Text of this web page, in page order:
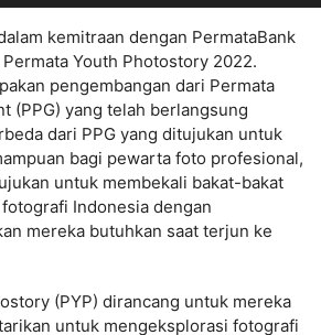
kemitraan dengan PermataBank
Youth Photostory 2022.
pengembangan dari Permata
(PPG) yang telah berlangsung
dari PPG yang ditujukan untuk
bagi pewarta foto profesional,
untuk membekali bakat-bakat
Indonesia dengan
mereka butuhkan saat terjun ke
(PYP) dirancang untuk mereka
untuk mengeksplorasi fotografi